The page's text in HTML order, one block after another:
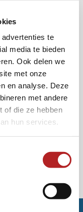
te
media te bieden
Ook delen we
met onze
en analyse. Deze
met andere
of die ze hebben
hun services.